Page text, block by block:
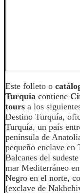
Este folleto o
Turquía contiene
tours a los
Destino Turquía,
Turquía, un país
península de
pequeño enclave en
Balcanes del
mar Mediterráneo
Negro en el norte,
(exclave de